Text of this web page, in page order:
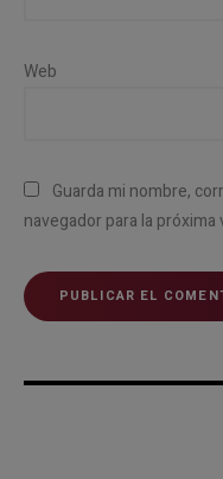
Web
Guarda mi nombre,
navegador para la